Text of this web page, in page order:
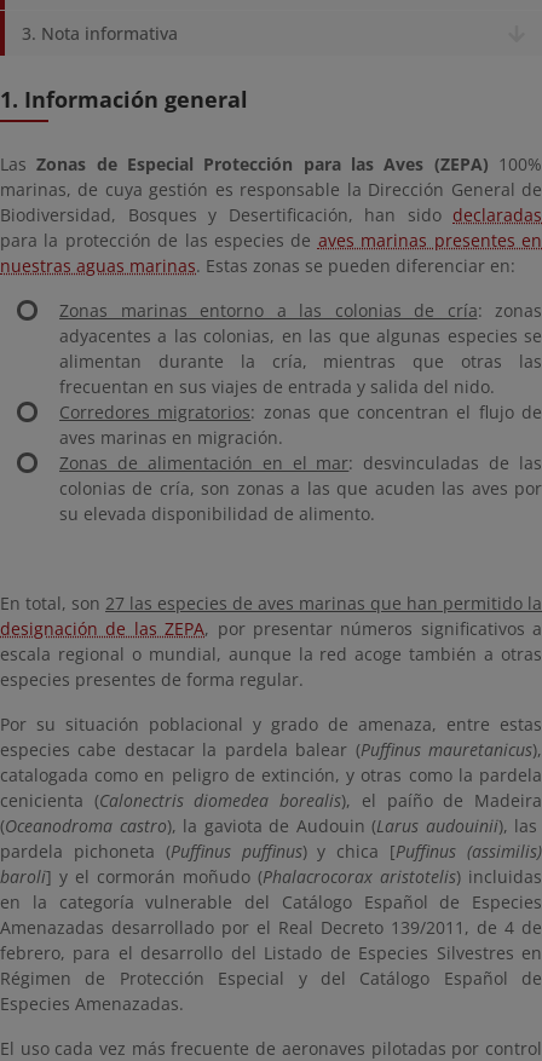
3. Nota informativa
1. Información general
LasZonas de Especial Protección para las Aves (ZEPA) 100%
marinas, de cuya gestión es responsable la Dirección General de
Biodiversidad, Bosques y Desertificación, han sido declaradas
para la protección de las especies de aves marinas presentes en
nuestras aguas marinas. Estas zonas se pueden diferenciar en:
Zonas marinas entorno a las colonias de cría: zonas
adyacentes a las colonias, en las que algunas especies se
alimentan durante la cría, mientras que otras las
frecuentan en sus viajes de entrada y salida del nido.
Corredores migratorios: zonas que concentran el flujo de
aves marinas en migración.
Zonas de alimentación en el mar: desvinculadas de las
colonias de cría, son zonas a las que acuden las aves por
su elevada disponibilidad de alimento.
En total, son 27 las especies de aves marinas que han permitido la
designación de las ZEPA, por presentar números significativos a
escala regional o mundial, aunque la red acoge también a otras
especies presentes de forma regular.
Por su situación poblacional y grado de amenaza, entre estas
especies cabe destacar la pardela balear (Puffinus mauretanicus),
catalogada como en peligro de extinción, y otras como la pardela
cenicienta (Calonectris diomedea borealis), el paíño de Madeira
(Oceanodroma castro), la gaviota de Audouin (Larus audouinii), las
pardela pichoneta (Puffinus puffinus) y chica [Puffinus (assimilis)
baroli] y el cormorán moñudo (Phalacrocorax aristotelis) incluidas
en la categoría vulnerable del Catálogo Español de Especies
Amenazadas desarrollado por el Real Decreto 139/2011, de 4 de
febrero, para el desarrollo del Listado de Especies Silvestres en
Régimen de Protección Especial y del Catálogo Español de
Especies Amenazadas.
El uso cada vez más frecuente de aeronaves pilotadas por control